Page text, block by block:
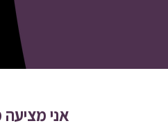
אני מציעה